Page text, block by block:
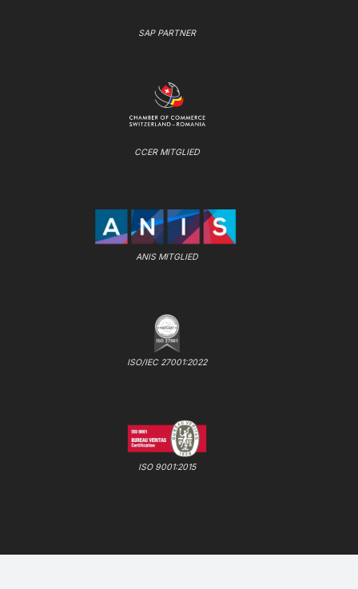
SAP PARTNER
CCER MITGLIED
ANIS MITGLIED
ISO/IEC 27001:2022
ISO 9001:2015